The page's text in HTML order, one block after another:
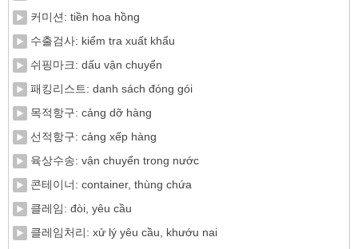
커미션: tiền hoa hồng
수출검사: kiểm tra xuất khẩu
쉬핑마크: dấu vận chuyển
패킹리스트: danh sách đóng gói
목적항구: cảng dỡ hàng
선적항구: cảng xếp hàng
육상수송: vận chuyển trong nước
콘테이너: container, thùng chứa
클레임: đòi, yêu cầu
클레임처리: xử lý yêu cầu, khướu nai